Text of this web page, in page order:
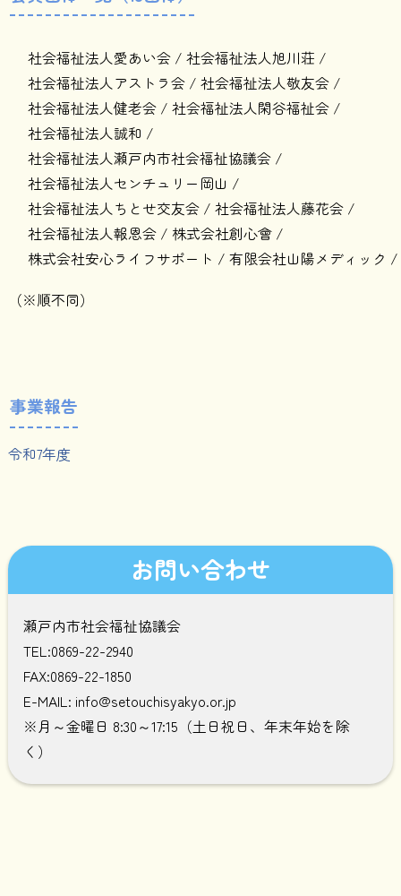
社会福祉法人愛あい会
社会福祉法人旭川荘
社会福祉法人アストラ会
社会福祉法人敬友会
社会福祉法人健老会
社会福祉法人閑谷福祉会
社会福祉法人誠和
社会福祉法人瀬戸内市社会福祉協議会
社会福祉法人センチュリー岡山
社会福祉法人ちとせ交友会
社会福祉法人藤花会
社会福祉法人報恩会
株式会社創心會
株式会社安心ライフサポート
有限会社山陽メディック
（※順不同）
事業報告
令和7年度
お問い合わせ
瀬戸内市社会福祉協議会
TEL:0869-22-2940
FAX:0869-22-1850
E-MAIL: info@setouchisyakyo.or.jp
※月～金曜日 8:30～17:15（土日祝日、年末年始を除
く）